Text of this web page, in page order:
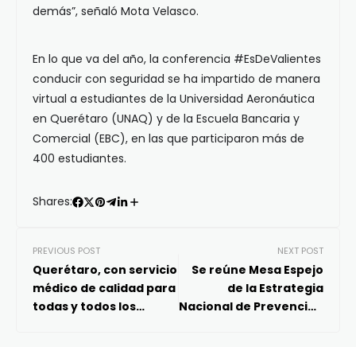
demás”, señaló Mota Velasco.
En lo que va del año, la conferencia #EsDeValientes
conducir con seguridad se ha impartido de manera
virtual a estudiantes de la Universidad Aeronáutica
en Querétaro (UNAQ) y de la Escuela Bancaria y
Comercial (EBC), en las que participaron más de
400 estudiantes.
Shares:
PREVIOUS POST
Querétaro, con servicio
médico de calidad para
todas y todos los
NEXT POST
Se reúne Mesa Espejo
de la Estrategia
Nacional de Prevención